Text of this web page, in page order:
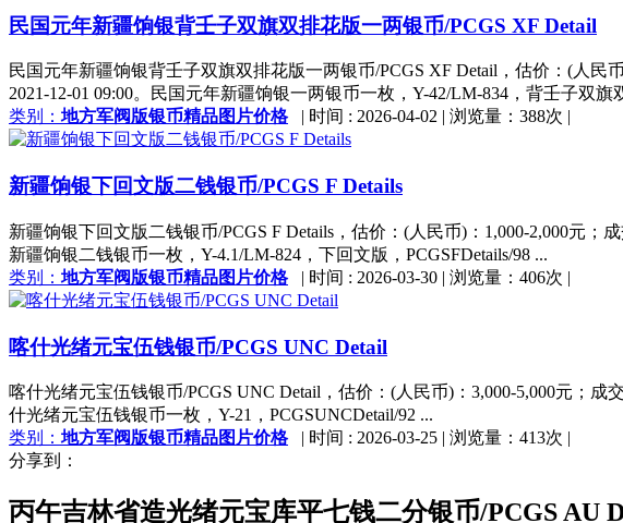
民国元年新疆饷银背壬子双旗双排花版一两银币/PCGS XF Detail
民国元年新疆饷银背壬子双旗双排花版一两银币/PCGS XF Detail，估价：(人民
2021-12-01 09:00。民国元年新疆饷银一两银币一枚，Y-42/LM-834，背壬子双旗
类别： 地方军阀版银币精品图片价格 时间 : 2026-04-02 浏览量：388次
新疆饷银下回文版二钱银币/PCGS F Details
新疆饷银下回文版二钱银币/PCGS F Details，估价：(人民币)：1,000-2,000元
新疆饷银二钱银币一枚，Y-4.1/LM-824，下回文版，PCGSFDetails/98 ...
类别： 地方军阀版银币精品图片价格 | 时间 : 2026-03-30 | 浏览量：406次 |
喀什光绪元宝伍钱银币/PCGS UNC Detail
喀什光绪元宝伍钱银币/PCGS UNC Detail，估价：(人民币)：3,000-5,000元；
什光绪元宝伍钱银币一枚，Y-21，PCGSUNCDetail/92 ...
类别： 地方军阀版银币精品图片价格 | 时间 : 2026-03-25 | 浏览量：413次 |
分享到：
丙午吉林省造光绪元宝库平七钱二分银币/PCGS AU